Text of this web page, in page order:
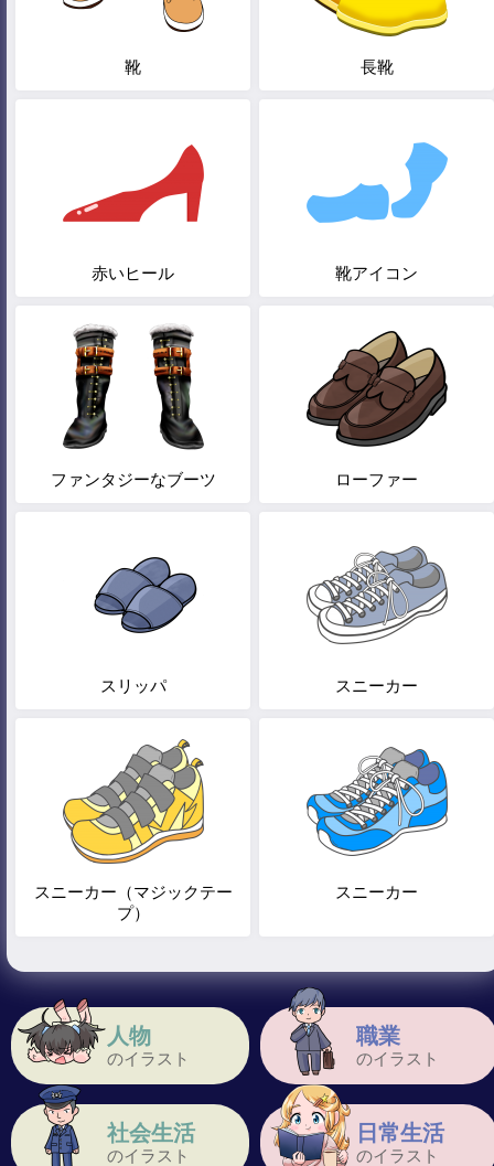
人物
のイラスト
職業
のイラスト
社会生活
のイラスト
日常生活
のイラスト
靴 長靴
赤いヒール 靴アイコン
ファンタジーなブーツ ローファー
スリッパ スニーカー
スニーカー（マジックテー
プ）
スニーカー